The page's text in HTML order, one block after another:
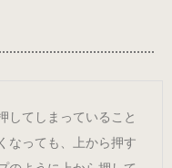
してしまっていること
なっても、上から押す